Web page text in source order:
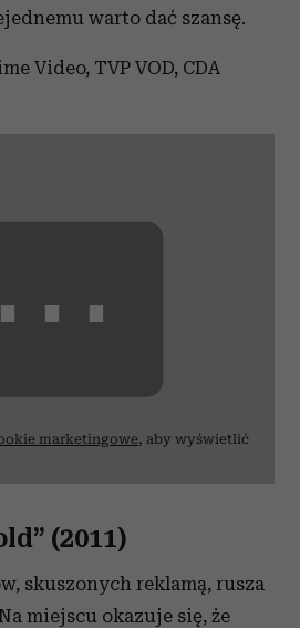
warto dać szansę.
Video, TVP VOD, CDA
⋯
marketingowe, aby wyświetlić
(2011)
skuszonych reklamą, rusza
miejscu okazuje się, że